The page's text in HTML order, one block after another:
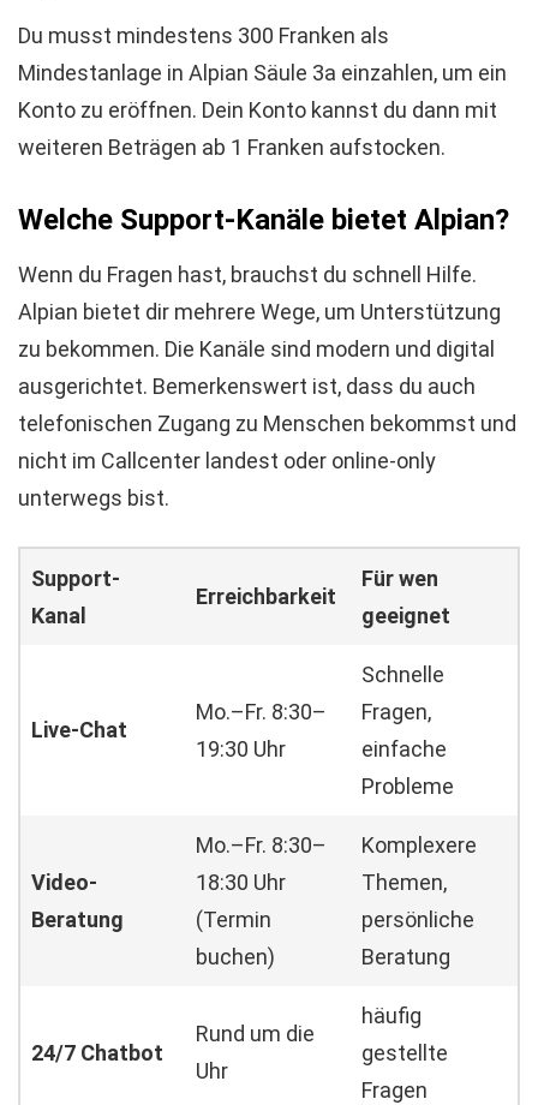
Du musst mindestens 300 Franken als
Mindestanlage in Alpian Säule 3a einzahlen, um ein
Konto zu eröffnen. Dein Konto kannst du dann mit
weiteren Beträgen ab 1 Franken aufstocken.
Welche Support-Kanäle bietet Alpian?
Wenn du Fragen hast, brauchst du schnell Hilfe.
Alpian bietet dir mehrere Wege, um Unterstützung
zu bekommen. Die Kanäle sind modern und digital
ausgerichtet. Bemerkenswert ist, dass du auch
telefonischen Zugang zu Menschen bekommst und
nicht im Callcenter landest oder online-only
unterwegs bist.
Support-
Kanal
Erreichbarkeit
Für wen
geeignet
Live-Chat
Mo.–Fr. 8:30–
19:30 Uhr
Schnelle
Fragen,
einfache
Probleme
Video-
Beratung
Mo.–Fr. 8:30–
18:30 Uhr
(Termin
buchen)
Komplexere
Themen,
persönliche
Beratung
24/7 Chatbot
Rund um die
Uhr
häufig
gestellte
Fragen